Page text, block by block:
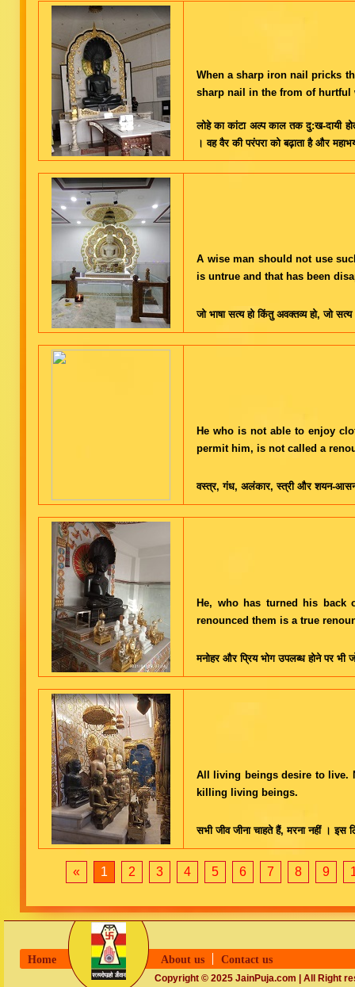
When a sharp iron nail pricks
sharp nail in the from of hurtful
लोहे का कांटा अल्प काल तक दु:ख-दायी
। वह वैर की परंपरा को बढ़ाता है और
A wise man should not use
is untrue and that has been
जो भाषा सत्य हो किंतु अवक्तव्य हो, जो सत्य
He who is not able to enjoy
permit him, is not called a
वस्त्र, गंध, अलंकार, स्त्री और शयन-
He, who has turned his back
renounced them is a true
मनोहर और प्रिय भोग उपलब्ध होने पर भी
All living beings desire to live.
killing living beings.
सभी जीव जीना चाहते हैं, मरना नहीं । इस
« 1 2 3 4 5 6 7 8 9
Home About us Contact us
Copyright © 2025 JainPuja.com | All Right